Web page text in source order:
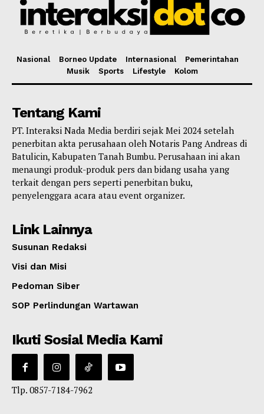
Nasional Borneo Update Internasional
Pemerintahan
Musik
Sports Lifestyle Kolom
Tentang Kami
PT. Interaksi Nada Media berdiri sejak Mei 2024 setelah
penerbitan akta perusahaan oleh Notaris Pang Andreas di
Batulicin, Kabupaten Tanah Bumbu. Perusahaan ini akan
menaungi produk-produk pers dan bidang usaha yang
terkait dengan pers seperti penerbitan buku,
penyelenggara acara atau event organizer.
Link Lainnya
Susunan Redaksi
Visi dan Misi
Pedoman Siber
SOP Perlindungan Wartawan
Ikuti Sosial Media Kami
Tlp. 0857-7184-7962